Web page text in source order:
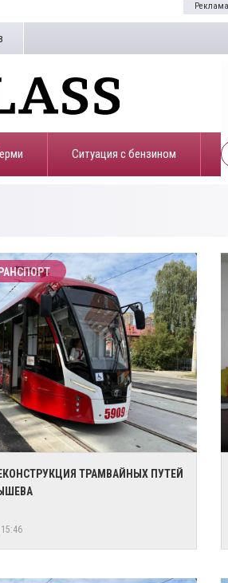
​Ситуация с бензином
ТРАМВАЙНЫХ ПУТЕЙ